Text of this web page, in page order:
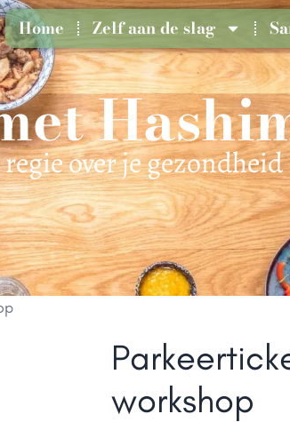
Home Zelf aan de slag
over je gezondheid
workshop